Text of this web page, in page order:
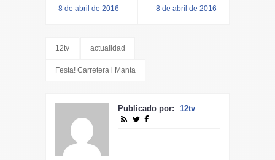
8 de abril de 2016 8 de abril de 2016
12tv actualidad
Festa! Carretera i Manta
Publicado por: 12tv